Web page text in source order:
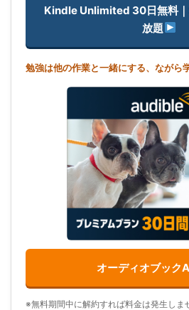
Kindle Unlimited 30日無料
放題
勉強は他の作業と一緒にする、ながら
オーディオブック
※無料期間中に解約すれば料金は発生しま